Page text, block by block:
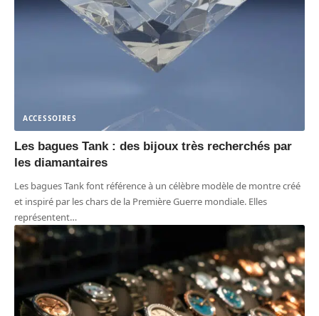
ACCESSOIRES
Les bagues Tank : des bijoux très recherchés par
les diamantaires
Les bagues Tank font référence à un célèbre modèle de montre créé
et inspiré par les chars de la Première Guerre mondiale. Elles
représentent…